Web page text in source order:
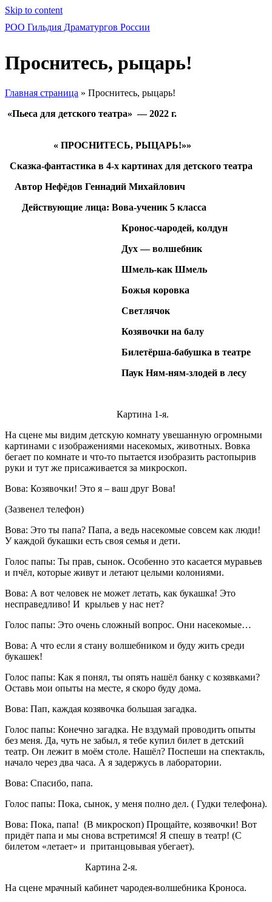
Skip to content
РОО Гильдия Драматургов России
Проснитесь, рыцарь!
Главная страница » Проснитесь, рыцарь!
«Пьеса для детского театра» — 2022 г.
« ПРОСНИТЕСЬ, РЫЦАРЬ!»»
Сказка-фантастика в 4-х картинах для детского театра
Автор Нефёдов Геннадий Михайлович
Действующие лица: Вова-ученик 5 класса
Кронос-чародей, колдун
Дух — волшебник
Шмель-как Шмель
Божья коровка
Светлячок
Козявочки на балу
Билетёрша-бабушка в театре
Паук Ням-ням-злодей в лесу
Картина 1-я.
На сцене мы видим детскую комнату увешанную огромными
картинами с изображениями насекомых, животных. Вовка
бегает по комнате и что-то пытается изобразить растопырив
руки и тут же присаживается за микроскоп.
Вова: Козявочки! Это я – ваш друг Вова!
(Зазвенел телефон)
Вова: Это ты папа? Папа, а ведь насекомые совсем как люди!
У каждой букашки есть своя семья и дети.
Голос папы: Ты прав, сынок. Особенно это касается муравьев
и пчёл, которые живут и летают целыми колониями.
Вова: А вот человек не может летать, как букашка! Это
несправедливо! И крыльев у нас нет?
Голос папы: Это очень сложный вопрос. Они насекомые…
Вова: А что если я стану волшебником и буду жить среди
букашек!
Голос папы: Как я понял, ты опять нашёл банку с козявками?
Оставь мои опыты на месте, я скоро буду дома.
Вова: Пап, каждая козявочка большая загадка.
Голос папы: Конечно загадка. Не вздумай проводить опыты
без меня. Да, чуть не забыл, я тебе купил билет в детский
театр. Он лежит в моём столе. Нашёл? Поспеши на спектакль,
начало через два часа. А я задержусь в лаборатории.
Вова: Спасибо, папа.
Голос папы: Пока, сынок, у меня полно дел. ( Гудки телефона).
Вова: Пока, папа! (В микроскоп) Прощайте, козявочки! Вот
придёт папа и мы снова встретимся! Я спешу в театр! (С
билетом «летает» и пританцовывая убегает).
Картина 2-я.
На сцене мрачный кабинет чародея-волшебника Кроноса.